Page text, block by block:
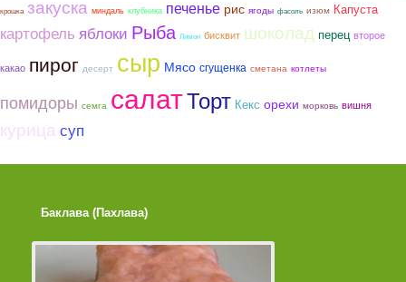
крошка закуска миндаль клубника печенье рис ягоды фасоль изюм Капуста
картофель яблоки Рыба Лимон бисквит шоколад перец второе
какао пирог десерт сыр Мясо сгущенка сметана котлеты
помидоры семга салатТорт Кекс орехи морковь вишня
курица суп
Баклава (Пахлава)